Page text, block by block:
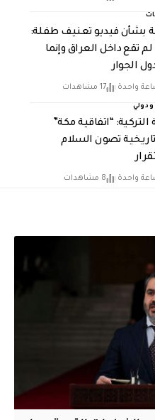
بشأن فيديو تعنيف طفلة:
لم تقع داخل العراق وإنما
الجوار
واحدة 17 مشاهدات
ودولي
التركية: “اتفاقية مكة”
تصون السلام
واحدة 8 مشاهدات